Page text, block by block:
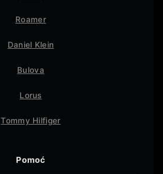
Roamer
Daniel Klein
Bulova
Lorus
Tommy Hilfiger
Pomoć